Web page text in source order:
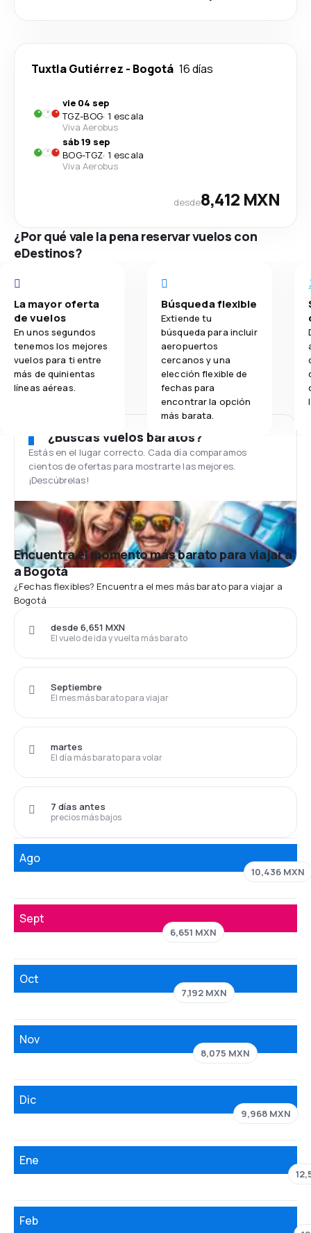
Tuxtla Gutiérrez - Bogotá 16 días
vie 04 sep
TGZ-BOG· 1 escala
Viva Aerobus
sáb 19 sep
BOG-TGZ· 1 escala
Viva Aerobus
desde8,412 MXN
¿Por qué vale la pena reservar vuelos con
eDestinos?
La mayor oferta
de vuelos
En unos segundos
tenemos los mejores
vuelos para ti entre
más de quinientas
líneas aéreas.
Búsqueda flexible
Extiende tu
búsqueda para incluir
aeropuertos
cercanos y una
elección flexible de
fechas para
encontrar la opción
más barata.
¿Buscas vuelos baratos?
Estás en el lugar correcto. Cada día comparamos
cientos de ofertas para mostrarte las mejores.
¡Descúbrelas!
Encuentra el momento más barato para viajar a
a Bogotá
¿Fechas flexibles? Encuentra el mes más barato para viajar a
Bogotá
El vuelo de ida y vuelta más barato
desde 6,651 MXN
El mes más barato para viajar
Septiembre
El día más barato para volar
martes
precios más bajos
7 días antes
Ago
10,436 MXN
Sept
6,651 MXN
Oct
7,192 MXN
Nov
8,075 MXN
Dic
9,968 MXN
Ene
Feb